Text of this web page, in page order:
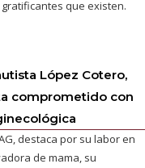
que existen.
López Cotero,
comprometido con
destaca por su labor en
de mama, su